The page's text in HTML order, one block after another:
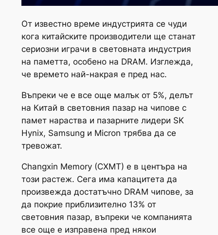
От известно време индустрията се чуди
кога китайските производители ще станат
сериозни играчи в световната индустрия
на паметта, особено на DRAM. Изглежда,
че времето най-накрая е пред нас.
Въпреки че е все още малък от 5%, делът
на Китай в световния пазар на чипове с
памет нараства и пазарните лидери SK
Hynix, Samsung и Micron трябва да се
тревожат.
Changxin Memory (CXMT) е в центъра на
този растеж. Сега има капацитета да
произвежда достатъчно DRAM чипове, за
да покрие приблизително 13% от
световния пазар, въпреки че компанията
все още е изправена пред някои